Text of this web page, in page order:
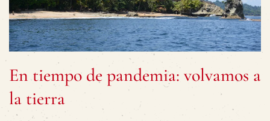
En tiempo de pandemia: volvamos a
la tierra